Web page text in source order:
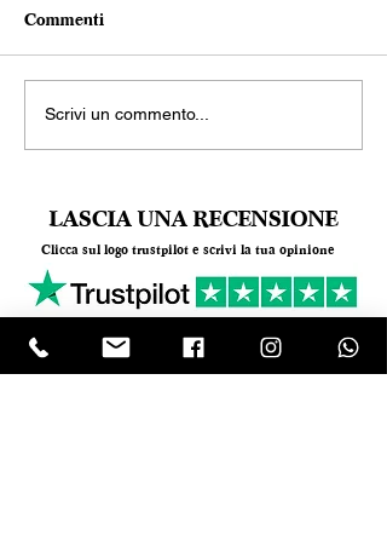
Commenti
Scrivi un commento...
LASCIA UNA RECENSIONE
Clicca sul logo trustpilot e scrivi la tua opinione
Tel.+390818501178 info@garumpompei.it